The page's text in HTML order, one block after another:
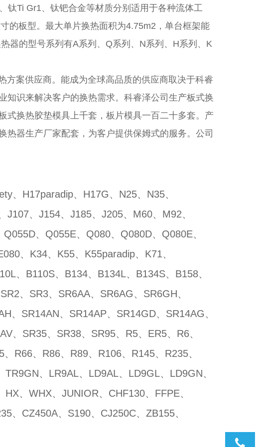
钛Ti Gr1、钛钯合金等材质分别适用于各种流体工
的板型。最大单片换热面积为4.75m2，单台框架能
器的型号系列有A系列、Q系列、N系列、H系列、K
案供应商。能成为全球高品质的供应商取决于科睿
知识来解决客户的换热需求。科睿泽公司生产板式换
式换热胶垫模具上千套，板片模具一百二十多套。产
器生产厂家配套，为客户提供保姆式的服务。公司
、H17paradip、H17G、N25、N35、
、J154、J185、J205、M60、M92、
、Q055E、Q080、Q080D、Q080E、
、K34、K55、K55paradip、K71、
、B110S、B134、B134L、B134S、B158、
、SR3、SR6AA、SR6AG、SR6GH、
、SR14AN、SR14AP、SR14GD、SR14AG、
、SR35、SR38、SR95、R5、ER5、R6、
R66、R86、R89、R106、R145、R235、
、LR9AL、LD9AL、LD9GL、LD9GN、
、WHX、JUNIOR、CHF130、FFPE、
、CZ450A、S190、CJ250C、ZB155、